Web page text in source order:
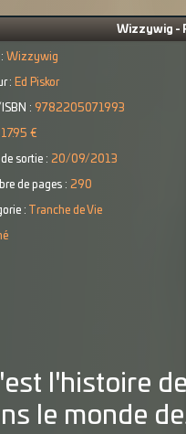
Wizzywig -
Wizzywig
: Ed Piskor
: 9782205071993
17.95 €
de sortie : 20/09/2013
de pages : 290
: Tranche de Vie
l'histoire
le monde